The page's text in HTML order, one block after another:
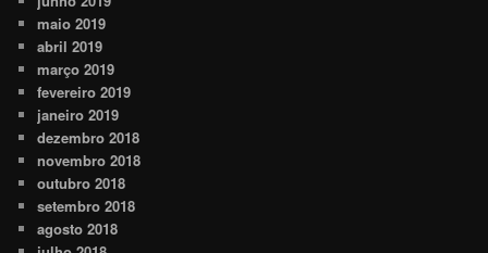
maio 2019
abril 2019
março 2019
fevereiro 2019
janeiro 2019
dezembro 2018
novembro 2018
outubro 2018
setembro 2018
agosto 2018